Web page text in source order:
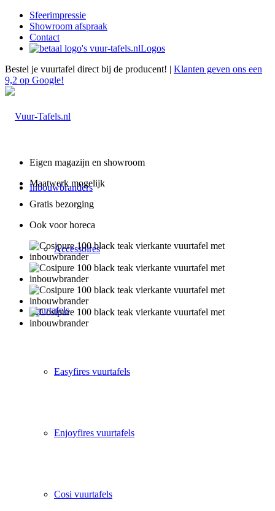
Sfeerimpressie
Showroom afspraak
Contact
Logos
Bestel je vuurtafel direct bij de producent! | Klanten geven ons een
9,2 op Google!
Inbouwbranders
Accessoires
Vuurtafels
Easyfires vuurtafels
Enjoyfires vuurtafels
Cosi vuurtafels
Eigen magazijn en showroom
Maatwerk mogelijk
Gratis bezorging
Ook voor horeca